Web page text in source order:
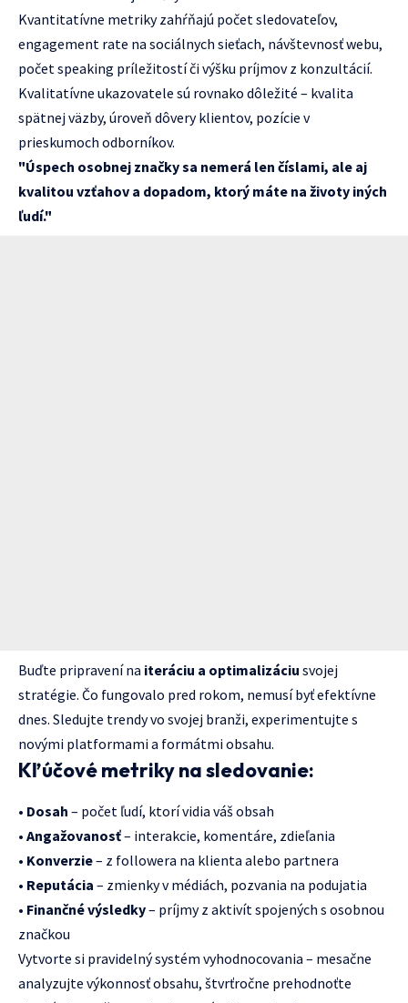
Kvantitatívne metriky zahŕňajú počet sledovateľov,
engagement rate na sociálnych sieťach, návštevnosť webu,
počet speaking príležitostí či výšku príjmov z konzultácií.
Kvalitatívne ukazovatele sú rovnako dôležité – kvalita
spätnej väzby, úroveň dôvery klientov, pozície v
prieskumoch odborníkov.
"Úspech osobnej značky sa nemerá len číslami, ale aj
kvalitou vzťahov a dopadom, ktorý máte na životy iných
ľudí."
Buďte pripravení na iteráciu a optimalizáciu svojej
stratégie. Čo fungovalo pred rokom, nemusí byť efektívne
dnes. Sledujte trendy vo svojej branži, experimentujte s
novými platformami a formátmi obsahu.
Kľúčové metriky na sledovanie:
• Dosah – počet ľudí, ktorí vidia váš obsah
• Angažovanosť– interakcie, komentáre, zdieľania
• Konverzie– z followera na klienta alebo partnera
• Reputácia – zmienky v médiách, pozvania na podujatia
• Finančné výsledky– príjmy z aktivít spojených s osobnou
značkou
Vytvorte si pravidelný systém vyhodnocovania – mesačne
analyzujte výkonnosť obsahu, štvrťročne prehodnoťte